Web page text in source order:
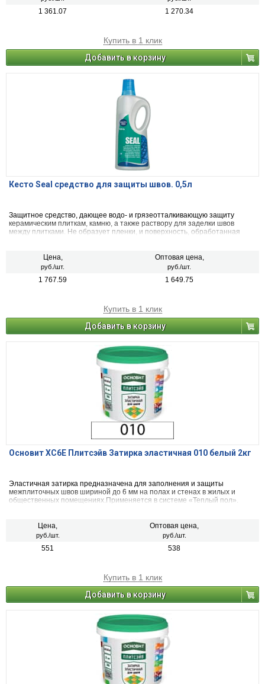
1 361.07 1 270.34
Купить в 1 клик
Добавить в корзину
Кесто Seal средство для защиты швов. 0,5л
Защитное средство, дающее водо- и грязеотталкивающую защиту
керамическим плиткам, камню, а также раствору для заделки швов
между плитками. Не образует пленки, и поверхность, обработанная
Цена,
руб./шт.
Оптовая цена,
руб./шт.
1 767.59 1 649.75
Купить в 1 клик
Добавить в корзину
Основит ХС6Е Плитсэйв Затирка эластичная 010 белый 2кг
Эластичная затирка предназначена для заполнения и защиты
межплиточных швов шириной до 6 мм на полах и стенах в жилых и
общественных помещениях.Применяется в системе «Теплый пол».
Цена,
руб./шт.
Оптовая цена,
руб./шт.
551 538
Купить в 1 клик
Добавить в корзину